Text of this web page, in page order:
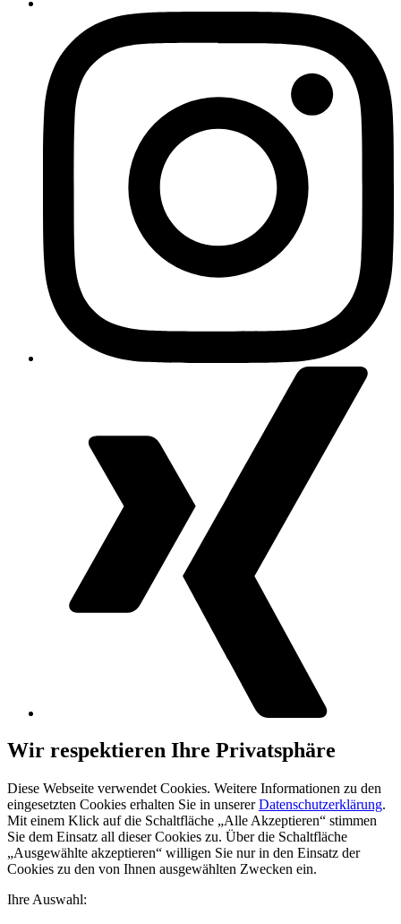
Wir respektieren Ihre Privatsphäre
Diese Webseite verwendet Cookies. Weitere Informationen zu den
eingesetzten Cookies erhalten Sie in unsererDatenschutzerklärung.
Mit einem Klick auf die Schaltfläche „Alle Akzeptieren“ stimmen
Sie dem Einsatz all dieser Cookies zu. Über die Schaltfläche
„Ausgewählte akzeptieren“ willigen Sie nur in den Einsatz der
Cookies zu den von Ihnen ausgewählten Zwecken ein.
Ihre Auswahl: